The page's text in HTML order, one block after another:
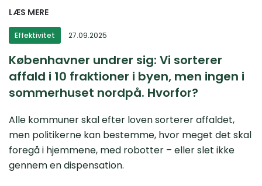
LÆS MERE
Effektivitet 27.09.2025
Københavner undrer sig: Vi sorterer
affald i 10 fraktioner i byen, men ingen i
sommerhuset nordpå. Hvorfor?
Alle kommuner skal efter loven sorterer affaldet,
men politikerne kan bestemme, hvor meget det skal
foregå i hjemmene, med robotter – eller slet ikke
gennem en dispensation.